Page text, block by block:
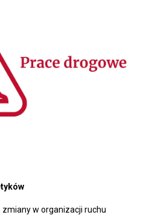
zmiany w organizacji ruchu